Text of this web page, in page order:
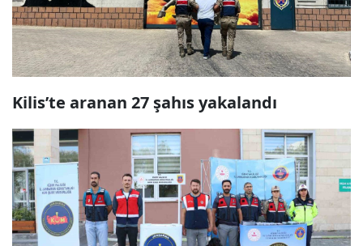
Kilis’te aranan 27 şahıs yakalandı